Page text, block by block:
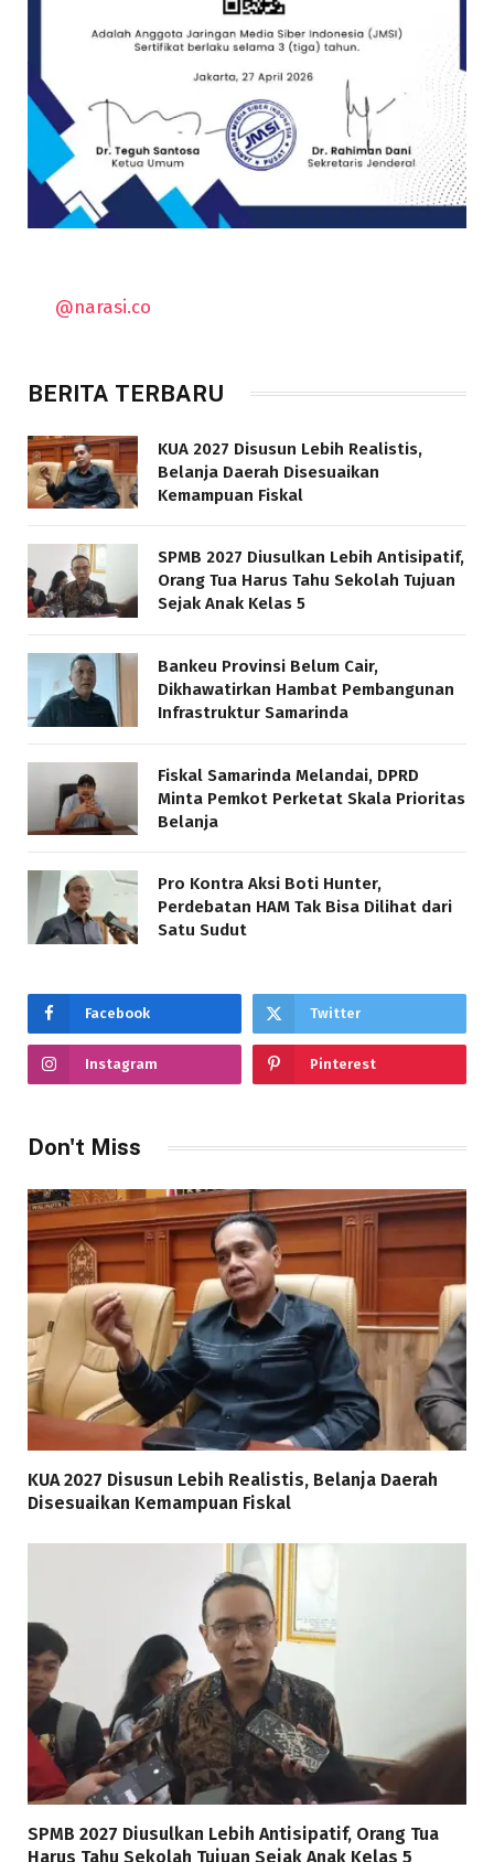
@narasi.co
BERITA TERBARU
KUA 2027 Disusun Lebih Realistis,
Belanja Daerah Disesuaikan
Kemampuan Fiskal
SPMB 2027 Diusulkan Lebih Antisipatif,
Orang Tua Harus Tahu Sekolah Tujuan
Sejak Anak Kelas 5
Bankeu Provinsi Belum Cair,
Dikhawatirkan Hambat Pembangunan
Infrastruktur Samarinda
Fiskal Samarinda Melandai, DPRD
Minta Pemkot Perketat Skala Prioritas
Belanja
Pro Kontra Aksi Boti Hunter,
Perdebatan HAM Tak Bisa Dilihat dari
Satu Sudut
Facebook Twitter
Instagram Pinterest
Don't Miss
KUA 2027 Disusun Lebih Realistis, Belanja Daerah
Disesuaikan Kemampuan Fiskal
SPMB 2027 Diusulkan Lebih Antisipatif, Orang Tua
Harus Tahu Sekolah Tujuan Sejak Anak Kelas 5